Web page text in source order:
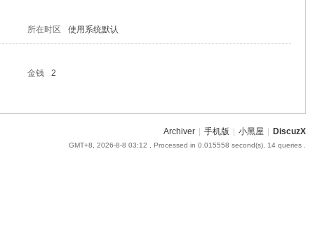
所在时区 使用系统默认
金钱
2
Archiver 手机版 小黑屋 DiscuzX
GMT+8, 2026-8-8 03:12 , Processed in 0.015558 second(s), 14 queries .